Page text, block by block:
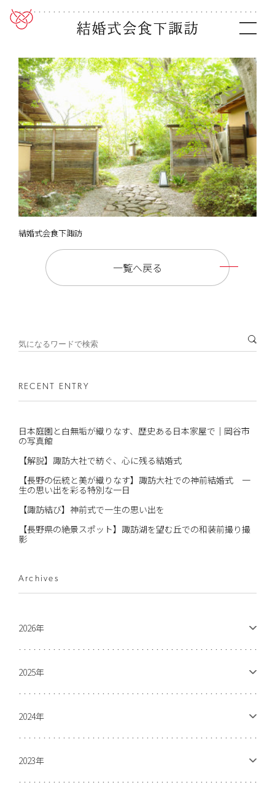
結婚式会食下諏訪
結婚式会食下諏訪
一覧へ戻る
RECENT ENTRY
日本庭園と白無垢が織りなす、歴史ある日本家屋で｜岡谷市
の写真館
【解説】諏訪大社で紡ぐ、心に残る結婚式
【長野の伝統と美が織りなす】諏訪大社での神前結婚式 一
生の思い出を彩る特別な一日
【諏訪結び】神前式で一生の思い出を
【長野県の絶景スポット】諏訪湖を望む丘での和装前撮り撮
影
Archives
2026年
2025年
2024年
2023年